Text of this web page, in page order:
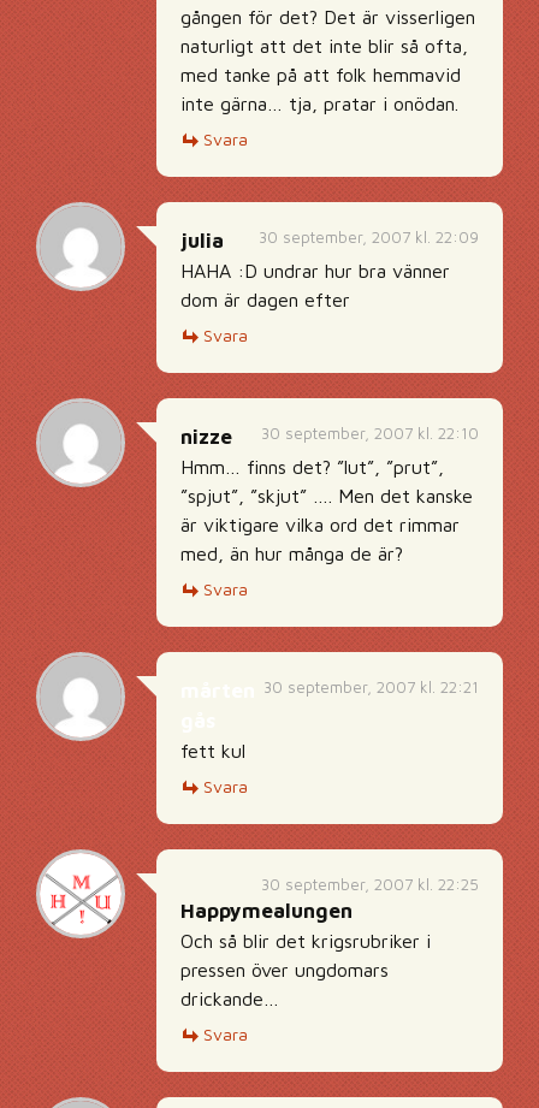
gången för det? Det är visserligen
naturligt att det inte blir så ofta,
med tanke på att folk hemmavid
inte gärna… tja, pratar i onödan.
Svara
30 september, 2007 kl. 22:09
julia
HAHA :D undrar hur bra vänner
dom är dagen efter
Svara
30 september, 2007 kl. 22:10
nizze
Hmm… finns det? ”lut”, ”prut”,
”spjut”, ”skjut” …. Men det kanske
är viktigare vilka ord det rimmar
med, än hur många de är?
Svara
30 september, 2007 kl. 22:21
fett kul
Svara
30 september, 2007 kl. 22:25
Happymealungen
Och så blir det krigsrubriker i
pressen över ungdomars
drickande…
Svara